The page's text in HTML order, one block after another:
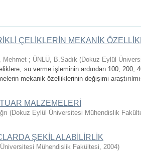
ÇELİKLERİN MEKANİK
Mehmet ; ÜNLÜ, B.Sadık (Dokuz Eylül
su verme işleminin ardından 100, 200,
mekanik özelliklerinin değişimi
MALZEMELERİ
(Dokuz Eylül Üniversitesi Mühendislik
ŞEKİL ALABİLİRLİK
Mühendislik Fakültesi, 2004)